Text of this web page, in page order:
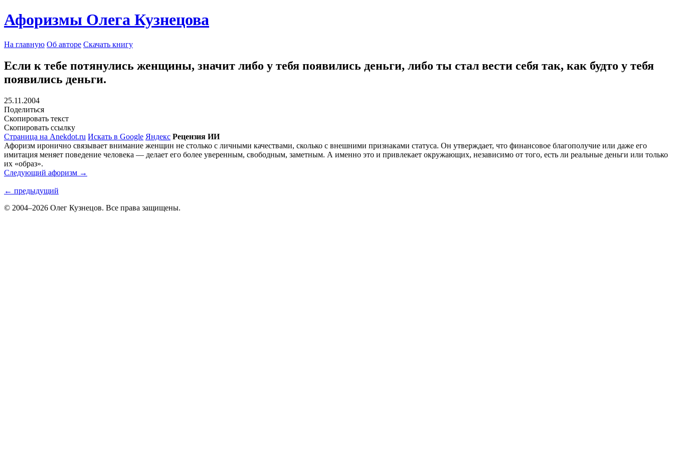
Афоризмы Олега Кузнецова
На главную Об авторе Скачать книгу
Если к тебе потянулись женщины, значит либо у тебя появились деньги, либо ты стал вести себя так, как будто у тебя
появились деньги.
25.11.2004
Поделиться
Скопировать текст
Скопировать ссылку
Страница на Anekdot.ru Искать в Google Яндекс Рецензия ИИ
Афоризм иронично связывает внимание женщин не столько с личными качествами, сколько с внешними признаками статуса. Он утверждает, что финансовое благополучие или даже его
имитация меняет поведение человека — делает его более уверенным, свободным, заметным. А именно это и привлекает окружающих, независимо от того, есть ли реальные деньги или только
их «образ».
Следующий афоризм →
← предыдущий
© 2004–2026 Олег Кузнецов. Все права защищены.